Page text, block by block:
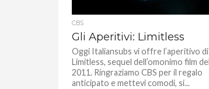
CBS
Gli Aperitivi: Limitless
Oggi Italiansubs vi offre l’aperitivo di
Limitless, sequel dell’omonimo film del
2011. Ringraziamo CBS per il regalo
anticipato e mettevi comodi, si...